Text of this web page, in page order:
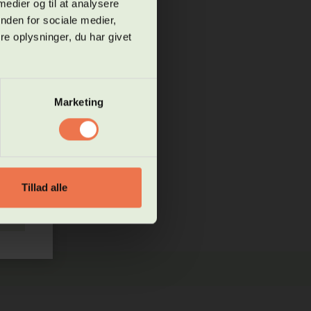
og til at analysere
for sociale medier,
oplysninger, du har givet
Marketing
Tillad alle
og